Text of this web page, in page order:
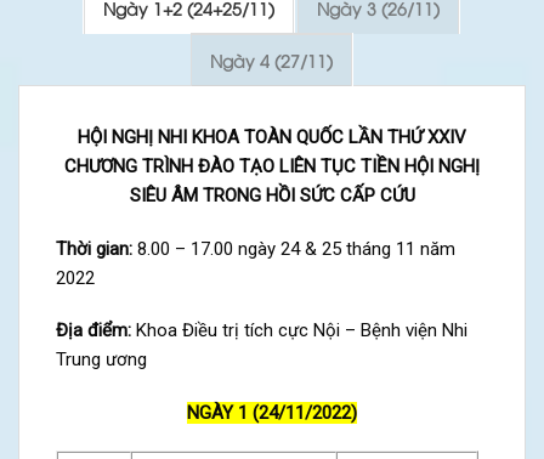
Ngày 1+2 (24+25/11) Ngày 3 (26/11)
Ngày 4 (27/11)
HỘI NGHỊ NHI KHOA TOÀN QUỐC LẦN THỨ XXIV
CHƯƠNG TRÌNH ĐÀO TẠO LIÊN TỤC TIỀN HỘI NGHỊ
SIÊU ÂM TRONG HỒI SỨC CẤP CỨU
Thời gian: 8.00 – 17.00 ngày 24 & 25 tháng 11 năm
2022
Địa điểm: Khoa Điều trị tích cực Nội – Bệnh viện Nhi
Trung ương
NGÀY 1 (24/11/2022)